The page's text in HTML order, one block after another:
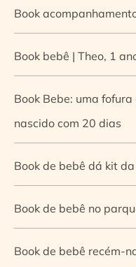
Book
Book bebê | Theo, 1
Book Bebe: uma
nascido com 20 dias
Book de bebê dá kit
Book de bebê no
Book de bebê recém-